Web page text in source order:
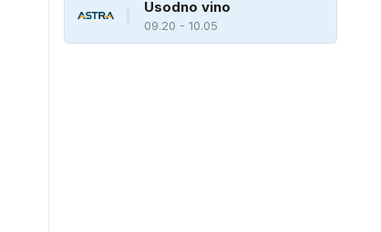
Usodno vino
09.20 - 10.05